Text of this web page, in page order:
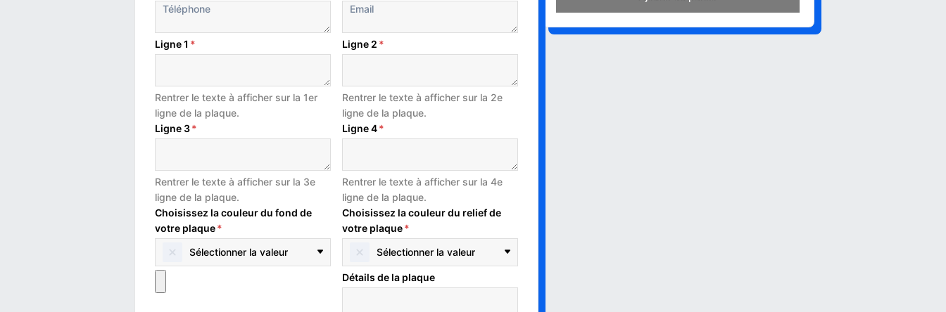
Ligne 1 *
Rentrer le texte à afficher sur la 1er
ligne de la plaque.
Ligne 2 *
Rentrer le texte à afficher sur la 2e
ligne de la plaque.
Ligne 3*
Rentrer le texte à afficher sur la 3e
ligne de la plaque.
Ligne 4*
Rentrer le texte à afficher sur la 4e
ligne de la plaque.
Choisissez la couleur du fond de
votre plaque*
Sélectionner la valeur
Choisissez la couleur du relief de
votre plaque*
Sélectionner la valeur
Détails de la plaque